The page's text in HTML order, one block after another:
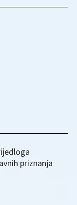
priznanja